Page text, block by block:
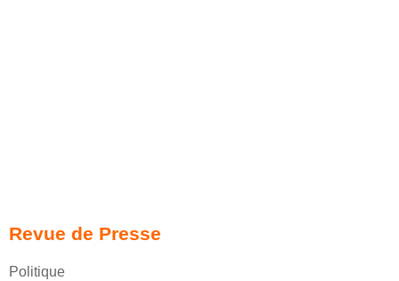
Revue de Presse
Politique